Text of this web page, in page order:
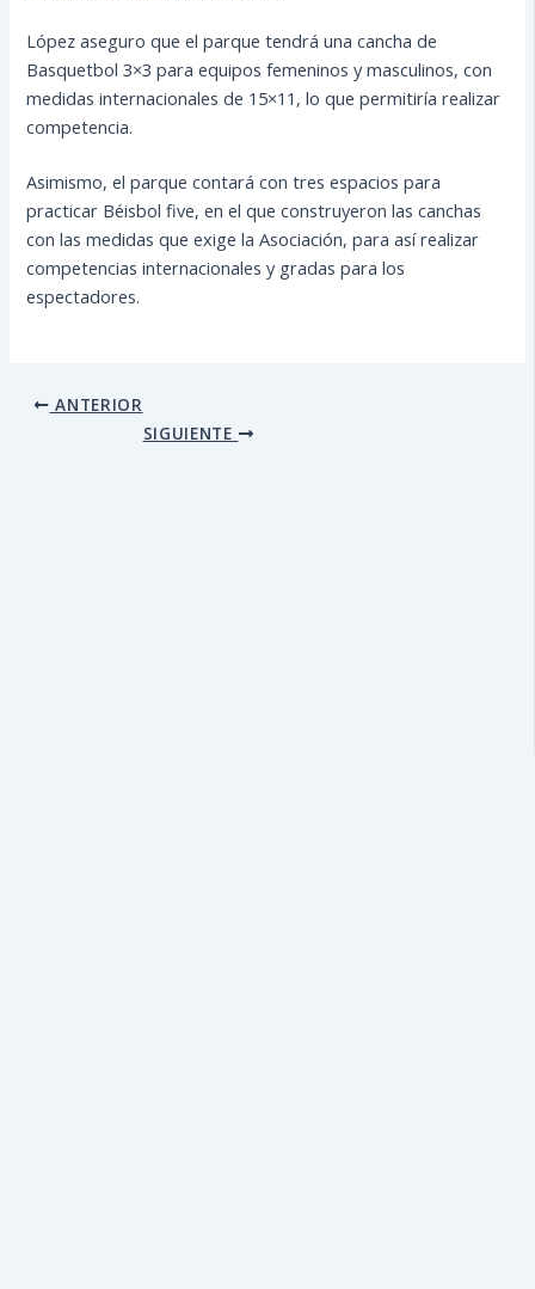
López aseguro que el parque tendrá una cancha de
Basquetbol 3×3 para equipos femeninos y masculinos, con
medidas internacionales de 15×11, lo que permitiría realizar
competencia.
Asimismo, el parque contará con tres espacios para
practicar Béisbol five, en el que construyeron las canchas
con las medidas que exige la Asociación, para así realizar
competencias internacionales y gradas para los
espectadores.
ANTERIOR
SIGUIENTE